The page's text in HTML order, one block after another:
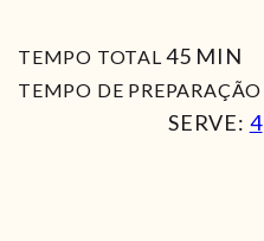
TEMPO TOTAL 45MIN
MIN
TEMPO DE PREPARAÇÃO
SERVE: 4